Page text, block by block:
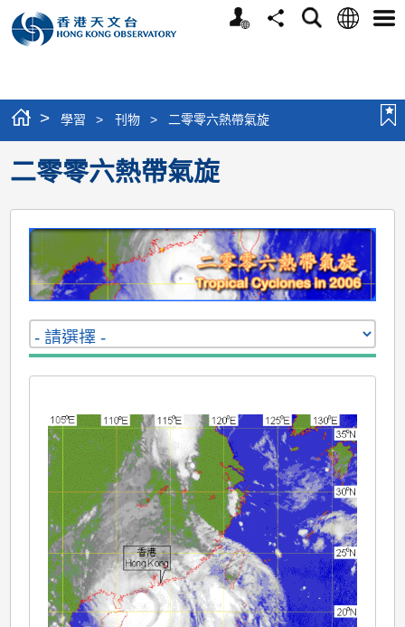
個
分
搜
語
選
> 學習 > 刊物 > 二零零六熱帶氣旋
二零零六熱帶氣旋